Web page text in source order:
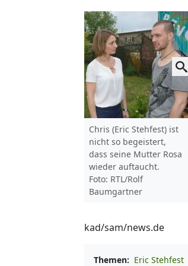
Chris (Eric Stehfest) ist
nicht so begeistert,
dass seine Mutter Rosa
wieder auftaucht.
Foto: RTL/Rolf
Baumgartner
kad/sam/news.de
Themen: Eric Stehfest